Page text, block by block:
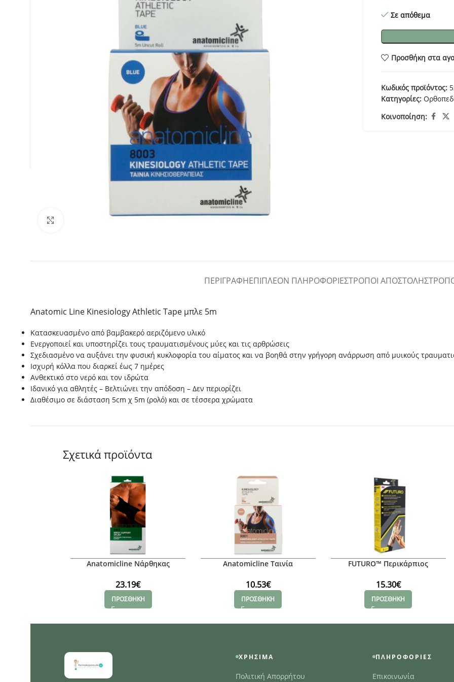
Σε απόθεμα
Προσθήκη στα
Κωδικός προϊόντος:
Κατηγορίες:
Κοινοποίηση:
ΠΕΡΙΓΡΑΦΉΕΠΙΠΛΈΟΝ ΠΛΗΡΟΦΟΡΊΕΣΤΡΌΠΟΙ ΑΠΟΣΤΟΛΉΣ
Anatomic Line Kinesiology Athletic Tape μπλε 5m
Κατασκευασμένο από βαμβακερό αεριζόμενο υλικό
Ενεργοποιεί και υποστηρίζει τους τραυματισμένους μύες και τις αρθρώσεις
Σχεδιασμένο να αυξάνει την φυσική κυκλοφορία του αίματος και να βοηθά στην γρήγορη ανάρρωση από μυικούς
Ισχυρή κόλλα που διαρκεί έως 7 ημέρες
Ανθεκτικό στο νερό και τον ιδρώτα
Ιδανικό για αθλητές – Βελτιώνει την απόδοση – Δεν περιορίζει
Διαθέσιμο σε διάσταση 5cm χ 5m (ρολό) και σε τέσσερα χρώματα
Σχετικά προϊόντα
Anatomicline Νάρθηκας
23.19€
ΠΡΟΣΘΗΚΗ
Anatomicline Ταινία
10.53€
ΠΡΟΣΘΗΚΗ
FUTURO™ Περικάρπιος
15.30€
ΠΡΟΣΘΗΚΗ
ΧΡΉΣΙΜΑ
Πολιτική Απορρήτου
ΠΛΗΡΟΦΟΡΊΕΣ
Επικοινωνία